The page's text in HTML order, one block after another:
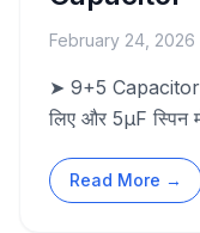
February 24, 2026
➤ 9+5 Capacitor
लिए और 5µF स्पिन
Read More →